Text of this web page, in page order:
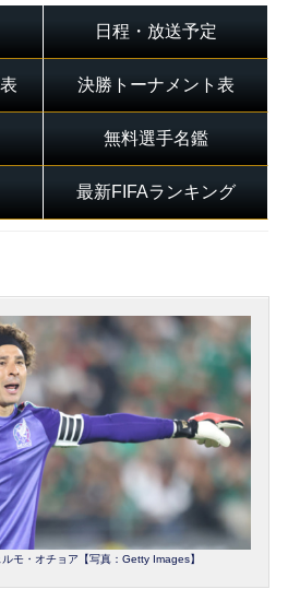
日程・放送予定
決勝トーナメント表
無料選手名鑑
最新FIFAランキング
モ・オチョア【写真：Getty Images】